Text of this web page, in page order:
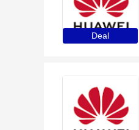
Deal